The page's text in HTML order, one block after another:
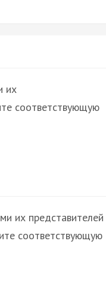
их
соответствующую
их представителей
соответствующую